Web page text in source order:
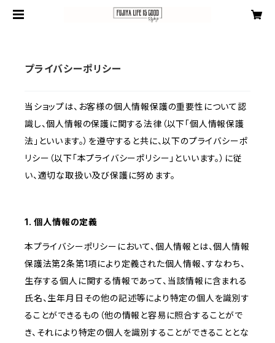
プライバシーポリシー
当ショップは、お客様の個人情報保護の重要性について認
識し、個人情報の保護に関する法律（以下「個人情報保護
法」といいます。）を遵守すると共に、以下のプライバシーポ
リシー（以下「本プライバシーポリシー」といいます。）に従
い、適切な取扱い及び保護に努めます。
1. 個人情報の定義
本プライバシーポリシーにおいて、個人情報とは、個人情報
保護法第2条第1項により定義された個人情報、すなわち、
生存する個人に関する情報であって、当該情報に含まれる
氏名、生年月日その他の記述等により特定の個人を識別す
ることができるもの（他の情報と容易に照合することがで
き、それにより特定の個人を識別することができることとな